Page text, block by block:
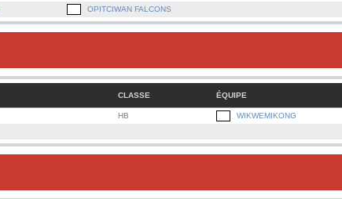
OPITCIWAN FALCONS
CLASSE ÉQUIPE
HB WIKWEMIKONG